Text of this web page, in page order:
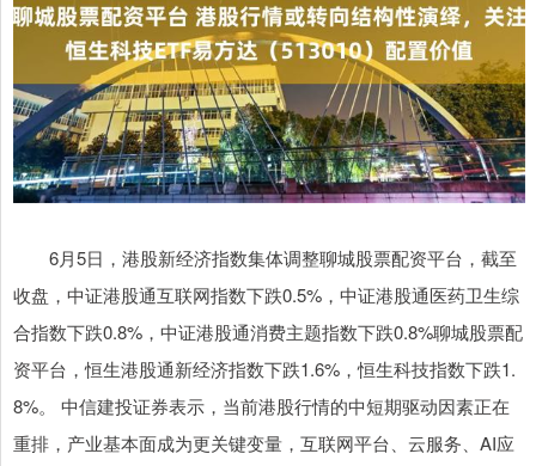
6月5日，港股新经济指数集体调整聊城股票配资平台，截至
收盘，中证港股通互联网指数下跌0.5%，中证港股通医药卫生综
合指数下跌0.8%，中证港股通消费主题指数下跌0.8%聊城股票配
资平台，恒生港股通新经济指数下跌1.6%，恒生科技指数下跌1.
8%。 中信建投证券表示，当前港股行情的中短期驱动因素正在
重排，产业基本面成为更关键变量，互联网平台、云服务、AI应